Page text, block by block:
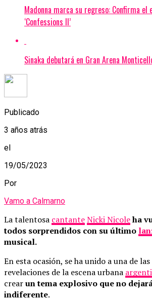
Madonna marca su regreso: Confirma el
‘Confessions II’
Sinaka debutará en Gran Arena
Publicado
3 años atrás
el
19/05/2023
Por
Vamo a Calmarno
La talentosa cantanteNicki Nicoleha
todos sorprendidos con su último
musical.
En esta ocasión, se ha unido a una de
revelaciones de la escena urbana
crearun tema explosivo que no
indiferente.